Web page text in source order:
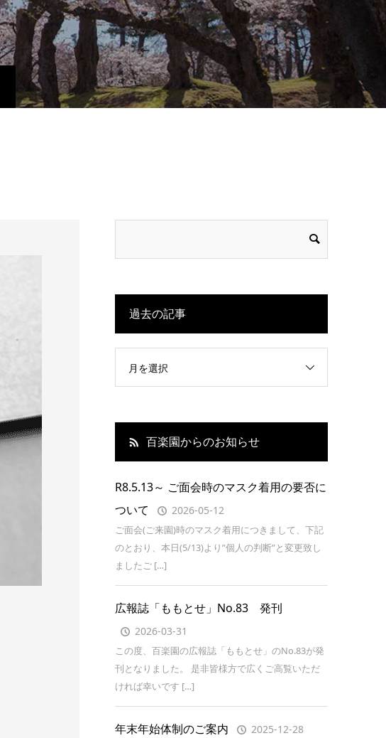
過去の記事
月を選択
百楽園からのお知らせ
R8.5.13～ ご面会時のマスク着用の要否に
ついて
2026-05-12
ご面会(ご来園)時のマスク着用につきまして、下記
のとおり、本日(5/13)より”個人の判断”と変更致し
ましたご […]
広報誌「ももとせ」No.83 発刊
2026-03-31
この度、百楽園の広報誌「ももとせ」のNo.83が発
刊となりました。 是非皆様方で広くご高覧いただ
ければ幸いです […]
年末年始体制のご案内 2025-12-28